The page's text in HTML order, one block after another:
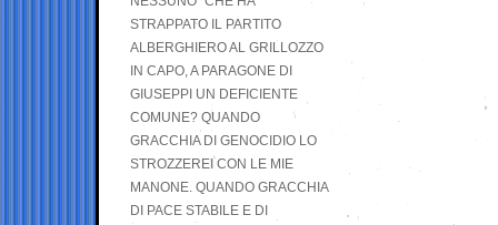
STRAPPATO IL PARTITO
ALBERGHIERO AL GRILLOZZO
IN CAPO, A PARAGONE DI
GIUSEPPI UN DEFICIENTE
COMUNE? QUANDO
GRACCHIA DI GENOCIDIO LO
STROZZEREI CON LE MIE
MANONE. QUANDO GRACCHIA
DI PACE STABILE E DI